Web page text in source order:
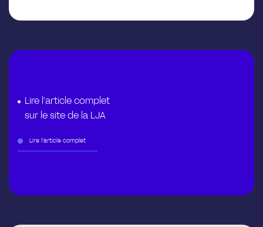
Lire l’article complet
sur le site de la LJA
Lire l’article complet